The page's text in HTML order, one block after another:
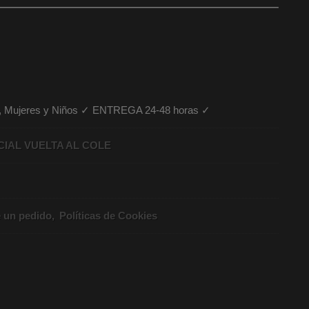
Mujeres y Niños ✓ ENTREGA 24-48 horas ✓
VUELTA AL COLE
un pedido Políticas de Cookies